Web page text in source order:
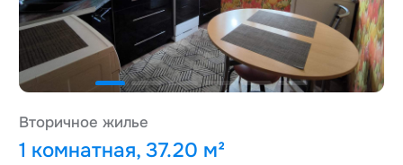
Вторичное жилье
1 комнатная, 37.20 м²